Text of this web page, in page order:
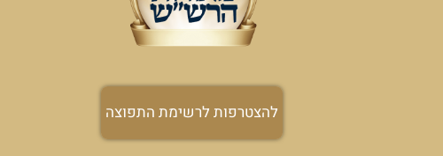
להצטרפות לרשימת התפוצה